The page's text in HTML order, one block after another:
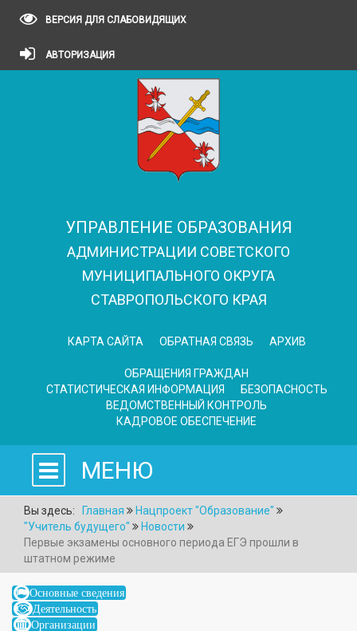
ВЕРСИЯ ДЛЯ СЛАБОВИДЯЩИХ
АВТОРИЗАЦИЯ
УПРАВЛЕНИЕ ОБРАЗОВАНИЯ
АДМИНИСТРАЦИИ СОВЕТСКОГО
МУНИЦИПАЛЬНОГО ОКРУГА
СТАВРОПОЛЬСКОГО КРАЯ
КАРТА САЙТА ОБРАТНАЯ СВЯЗЬ АРХИВ
ОБРАЩЕНИЯ ГРАЖДАН
СТАТИСТИЧЕСКАЯ ИНФОРМАЦИЯ
БЕЗОПАСНОСТЬ
ВЕДОМСТВЕННЫЙ КОНТРОЛЬ
КАДРОВОЕ ОБЕСПЕЧЕНИЕ
МЕНЮ
Вы здесь: Главная
Нацпроект "Образование"
"Учитель будущего"
Новости
Первые экзамены основного периода ЕГЭ прошли в
штатном режиме
Основные сведения
Деятельность
Организации